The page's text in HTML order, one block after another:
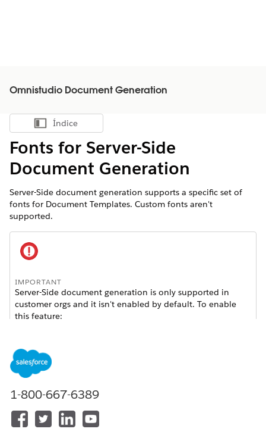
Omnistudio Document Generation
Mostrar índice
Índice
Fonts for Server-Side
Document Generation
Server-Side document generation supports a specific set of
fonts for Document Templates. Custom fonts aren't
supported.
IMPORTANT
Server-Side document generation is only supported in
customer orgs and it isn't enabled by default. To enable
this feature:
Side Document Generation Setting for the Salesforce
Industries Package
For Omnistudio Package, see
Document Generation Setting for the Omnistudio
Package .
1-800-667-6389